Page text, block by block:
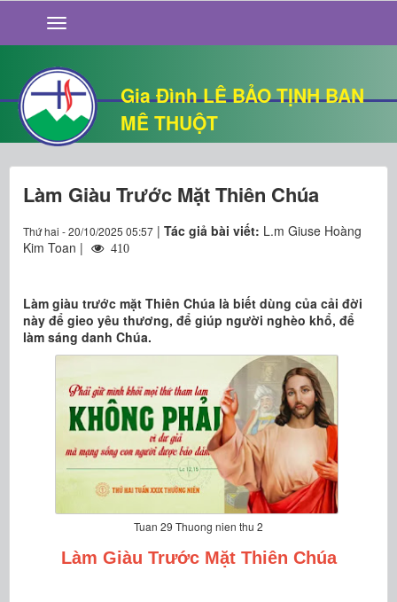
Gia Đình LÊ BẢO TỊNH BAN
MÊ THUỘT
GIỚI THIỆU
TIN TỨC
SỐNG ĐẠO
CHUYỆN NHÀ
QUÁN VĂN
THƯ GIÃN
Làm Giàu Trước Mặt Thiên Chúa
Thứ hai - 20/10/2025 05:57 | Tác giả bài viết: L.m Giuse Hoàng
Kim Toan |
410
Làm giàu trước mặt Thiên Chúa là biết dùng của cải đời
này để gieo yêu thương, để giúp người nghèo khổ, để
làm sáng danh Chúa.
Tuan 29 Thuong nien thu 2
Làm Giàu Trước Mặt Thiên Chúa